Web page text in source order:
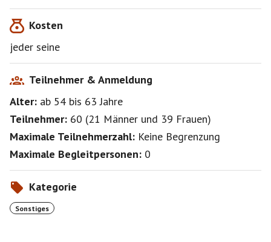
Kosten
jeder seine
Teilnehmer & Anmeldung
Alter: ab 54 bis 63Jahre
Teilnehmer: 60 (21 Männer und 39 Frauen)
Maximale Teilnehmerzahl: Keine Begrenzung
Maximale Begleitpersonen: 0
Kategorie
Sonstiges